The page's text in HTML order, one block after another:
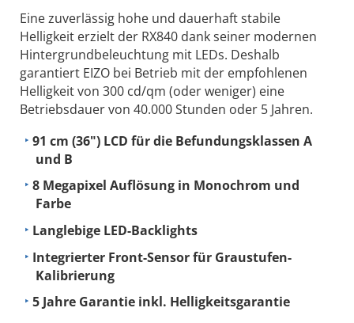
Eine zuverlässig hohe und dauerhaft stabile
Helligkeit erzielt der RX840 dank seiner modernen
Hintergrundbeleuchtung mit LEDs. Deshalb
garantiert EIZO bei Betrieb mit der empfohlenen
Helligkeit von 300 cd/qm (oder weniger) eine
Betriebsdauer von 40.000 Stunden oder 5 Jahren.
91 cm (36") LCD für die Befundungsklassen A
und B
8 Megapixel Auflösung in Monochrom und
Farbe
Langlebige LED-Backlights
Integrierter Front-Sensor für Graustufen-
Kalibrierung
5 Jahre Garantie inkl. Helligkeitsgarantie